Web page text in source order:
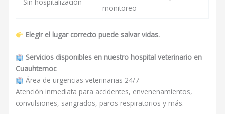
Sin hospitalización
monitoreo
Elegir el lugar correcto puede salvar vidas.
Servicios disponibles en nuestro hospital veterinario en
Cuauhtemoc
Área de urgencias veterinarias 24/7
Atención inmediata para accidentes, envenenamientos,
convulsiones, sangrados, paros respiratorios y más.